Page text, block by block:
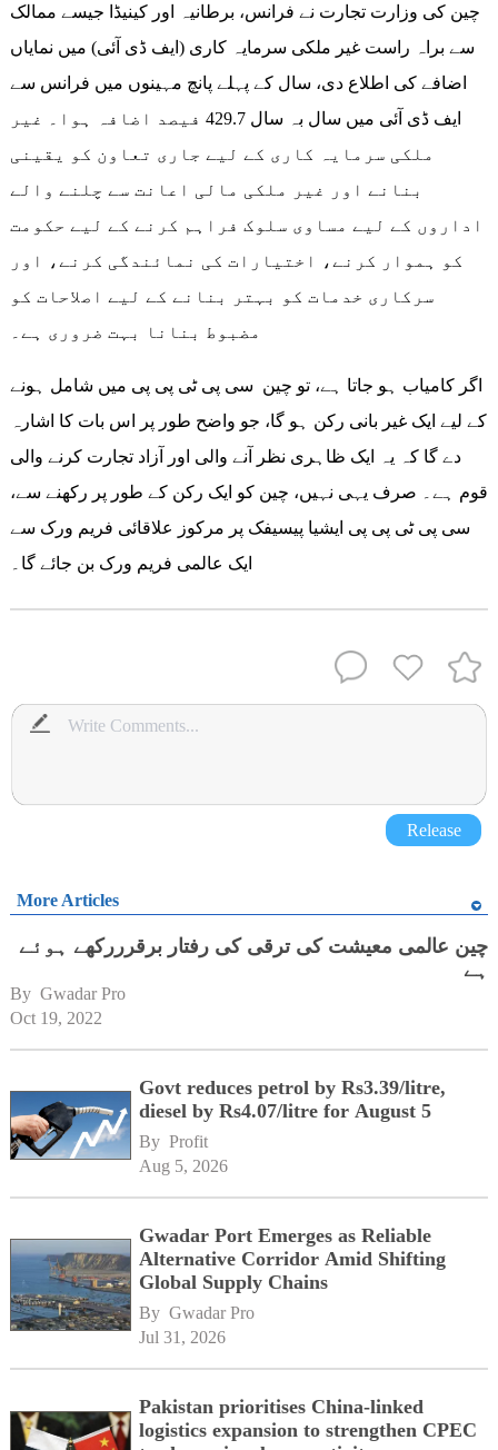
چین کی وزارت تجارت نے فرانس، برطانیہ اور کینیڈا جیسے ممالک
سے براہ راست غیر ملکی سرمایہ کاری (ایف ڈی آئی) میں نمایاں
اضافے کی اطلاع دی، سال کے پہلے پانچ مہینوں میں فرانس سے
ایف ڈی آئی میں سال بہ سال 429.7 فیصد اضافہ ہوا۔ غیر
ملکی سرمایہ کاری کے لیے جاری تعاون کو یقینی
بنانے اور غیر ملکی مالی اعانت سے چلنے والے
اداروں کے لیے مساوی سلوک فراہم کرنے کے لیے حکومت
کو ہموار کرنے، اختیارات کی نمائندگی کرنے، اور
سرکاری خدمات کو بہتر بنانے کے لیے اصلاحات کو
مضبوط بنانا بہت ضروری ہے۔
اگر کامیاب ہو جاتا ہے، تو چین سی پی ٹی پی پی میں شامل ہونے
کے لیے ایک غیر بانی رکن ہو گا، جو واضح طور پر اس بات کا اشارہ
دے گا کہ یہ ایک ظاہری نظر آنے والی اور آزاد تجارت کرنے والی
قوم ہے۔ صرف یہی نہیں، چین کو ایک رکن کے طور پر رکھنے سے،
سی پی ٹی پی پی ایشیا پیسیفک پر مرکوز علاقائی فریم ورک سے
ایک عالمی فریم ورک بن جائے گا۔
Release
More Articles
چین عالمی معیشت کی ترقی کی رفتار برقرررکھے ہوئے
ہے
By Gwadar Pro
Oct 19, 2022
Govt reduces petrol by Rs3.39/litre,
diesel by Rs4.07/litre for August 5
By Profit
Aug 5, 2026
Gwadar Port Emerges as Reliable
Alternative Corridor Amid Shifting
Global Supply Chains
By Gwadar Pro
Jul 31, 2026
Pakistan prioritises China-linked
logistics expansion to strengthen CPEC